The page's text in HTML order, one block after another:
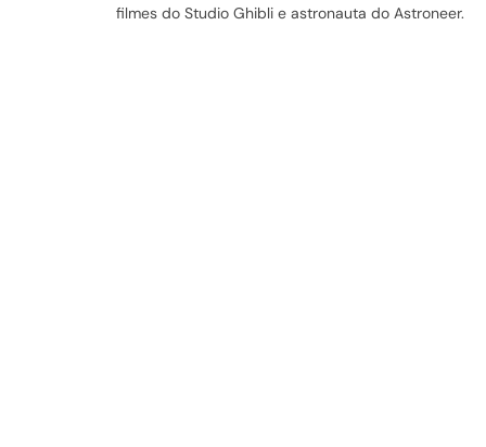
filmes do Studio Ghibli e astronauta do Astroneer.